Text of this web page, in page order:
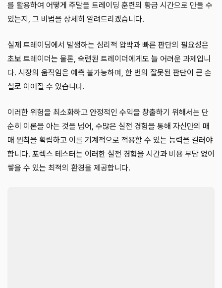
를 활용하여 어떻게 주말을 트레이딩 훈련의 황금 시간으로 만들 수
있는지, 그 비법을 상세히 알려드리겠습니다.
실제 트레이딩에서 발생하는 심리적 압박과 빠른 판단의 필요성은
초보 트레이더는 물론, 숙련된 트레이더에게도 늘 어려운 과제입니
다. 시장의 움직임은 예측 불가능하며, 한 번의 잘못된 판단이 큰 손
실로 이어질 수 있습니다.
이러한 위험을 최소화하고 안정적인 수익을 창출하기 위해서는 단
순히 이론을 아는 것을 넘어, 수많은 실전 경험을 통해 자신만의 매
매 원칙을 확립하고 이를 기계적으로 적용할 수 있는 능력을 길러야
합니다. 포렉스 테스터는 이러한 실전 경험을 시간과 비용 부담 없이
쌓을 수 있는 최적의 환경을 제공합니다.